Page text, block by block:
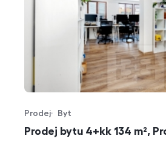
Prodej bytu 4+kk 134 m²,
Typ nabídky
Prodej
Typ nemovitosti
Byt